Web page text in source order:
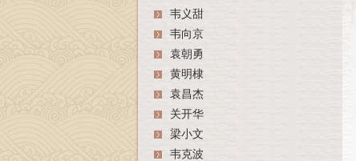
韦义甜
韦向京
袁朝勇
黄明棣
袁昌杰
关开华
梁小文
韦克波